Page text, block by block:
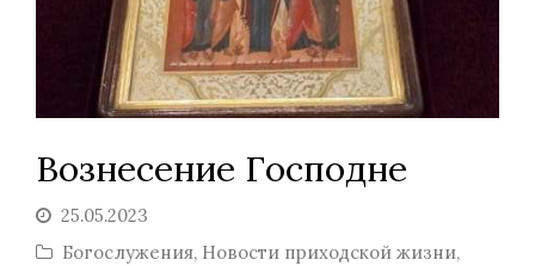
Вознесение Господне
25.05.2023
Богослужения, Новости приходской жизни,